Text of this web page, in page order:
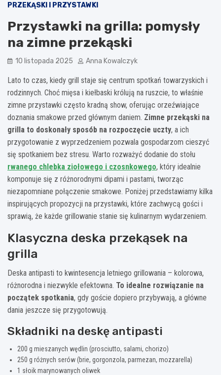
PRZEKĄSKI I PRZYSTAWKI
Przystawki na grilla: pomysły
na zimne przekąski
10 listopada 2025 Anna Kowalczyk
Lato to czas, kiedy grill staje się centrum spotkań towarzyskich i
rodzinnych. Choć mięsa i kiełbaski królują na ruszcie, to właśnie
zimne przystawki często kradną show, oferując orzeźwiające
doznania smakowe przed głównym daniem. Zimne przekąski na
grilla to doskonały sposób na rozpoczęcie uczty, a ich
przygotowanie z wyprzedzeniem pozwala gospodarzom cieszyć
się spotkaniem bez stresu. Warto rozważyć dodanie do stołu
rwanego chlebka ziołowego i czosnkowego, który idealnie
komponuje się z różnorodnymi dipami i pastami, tworząc
niezapomniane połączenie smakowe. Poniżej przedstawiamy kilka
inspirujących propozycji na przystawki, które zachwycą gości i
sprawią, że każde grillowanie stanie się kulinarnym wydarzeniem.
Klasyczna deska przekąsek na
grilla
Deska antipasti to kwintesencja letniego grillowania – kolorowa,
różnorodna i niezwykle efektowna. To idealne rozwiązanie na
początek spotkania, gdy goście dopiero przybywają, a główne
dania jeszcze się przygotowują.
Składniki na deskę antipasti
200 g mieszanych wędlin (prosciutto, salami, chorizo)
250 g różnych serów (brie, gorgonzola, parmezan, mozzarella)
1 słoik marynowanych oliwek